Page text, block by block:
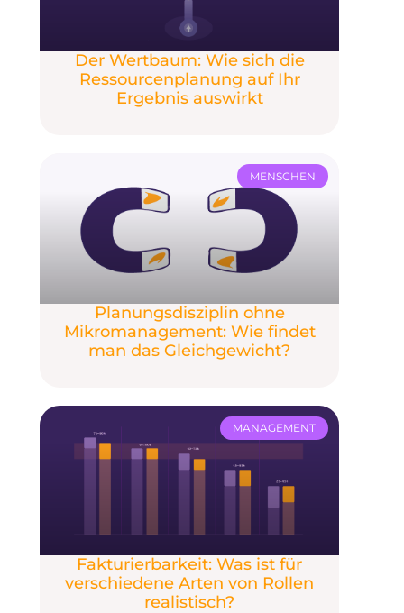
Der Wertbaum: Wie sich die
Ressourcenplanung auf Ihr
Ergebnis auswirkt
MENSCHEN
Planungsdisziplin ohne
Mikromanagement: Wie findet
man das Gleichgewicht?
MANAGEMENT
Fakturierbarkeit: Was ist für
verschiedene Arten von Rollen
realistisch?